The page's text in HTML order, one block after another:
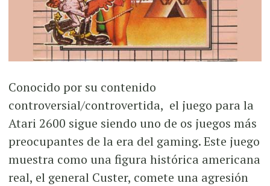
Conocido por su contenido
controversial/controvertida, el juego para la
Atari 2600 sigue siendo uno de os juegos más
preocupantes de la era del gaming. Este juego
muestra como una figura histórica americana
real, el general Custer, comete una agresión